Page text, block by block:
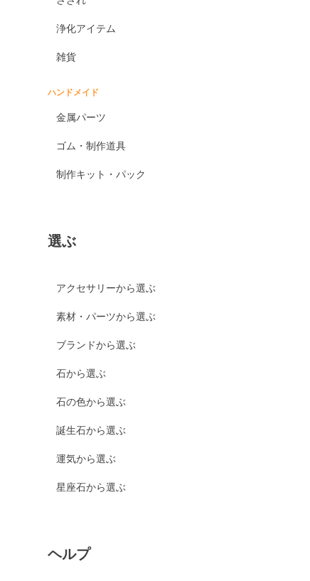
浄化アイテム
雑貨
ハンドメイド
金属パーツ
ゴム・制作道具
制作キット・パック
選ぶ
アクセサリーから選ぶ
素材・パーツから選ぶ
ブランドから選ぶ
石から選ぶ
石の色から選ぶ
誕生石から選ぶ
運気から選ぶ
星座石から選ぶ
ヘルプ